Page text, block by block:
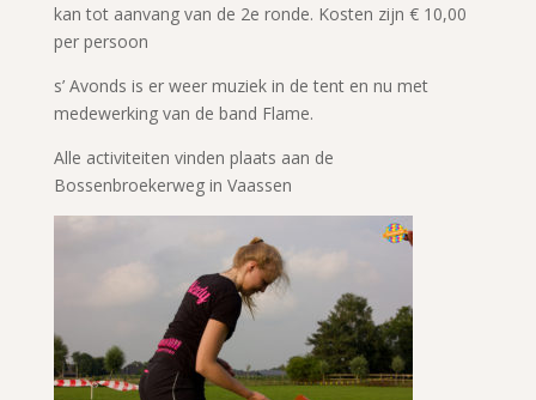
kan tot aanvang van de 2e ronde. Kosten zijn € 10,00
per persoon
s’ Avonds is er weer muziek in de tent en nu met
medewerking van de band Flame.
Alle activiteiten vinden plaats aan de
Bossenbroekerweg in Vaassen